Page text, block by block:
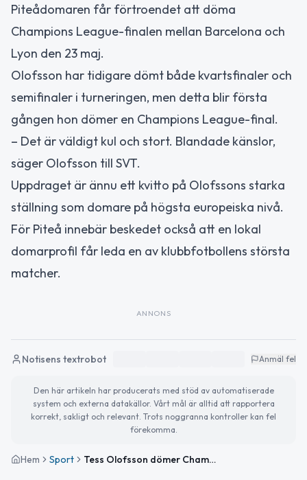
Piteådomaren får förtroendet att döma
Champions League-finalen mellan Barcelona och
Lyon den 23 maj.
Olofsson har tidigare dömt både kvartsfinaler och
semifinaler i turneringen, men detta blir första
gången hon dömer en Champions League-final.
– Det är väldigt kul och stort. Blandade känslor,
säger Olofsson till SVT.
Uppdraget är ännu ett kvitto på Olofssons starka
ställning som domare på högsta europeiska nivå.
För Piteå innebär beskedet också att en lokal
domarprofil får leda en av klubbfotbollens största
matcher.
ANNONS
Notisens textrobot Anmäl fel
Den här artikeln har producerats med stöd av automatiserade
system och externa datakällor. Vårt mål är alltid att rapportera
korrekt, sakligt och relevant. Trots noggranna kontroller kan fel
förekomma.
Hem Sport Tess Olofsson dömer Champions League-finalen